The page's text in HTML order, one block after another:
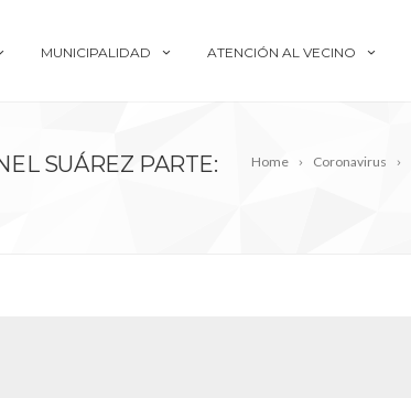
MUNICIPALIDAD ATENCIÓN AL VECINO
Home Coronavirus
SUÁREZ PARTE: